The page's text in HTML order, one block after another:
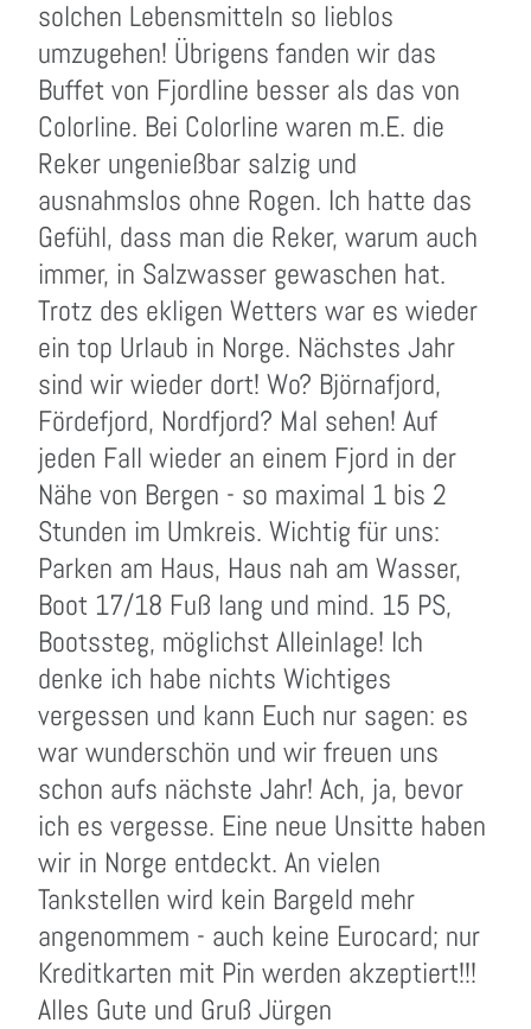
solchen Lebensmitteln so lieblos
umzugehen! Übrigens fanden wir das
Buffet von Fjordline besser als das von
Colorline. Bei Colorline waren m.E. die
Reker ungenießbar salzig und
ausnahmslos ohne Rogen. Ich hatte das
Gefühl, dass man die Reker, warum auch
immer, in Salzwasser gewaschen hat.
Trotz des ekligen Wetters war es wieder
ein top Urlaub in Norge. Nächstes Jahr
sind wir wieder dort! Wo? Björnafjord,
Fördefjord, Nordfjord? Mal sehen! Auf
jeden Fall wieder an einem Fjord in der
Nähe von Bergen - so maximal 1 bis 2
Stunden im Umkreis. Wichtig für uns:
Parken am Haus, Haus nah am Wasser,
Boot 17/18 Fuß lang und mind. 15 PS,
Bootssteg, möglichst Alleinlage! Ich
denke ich habe nichts Wichtiges
vergessen und kann Euch nur sagen: es
war wunderschön und wir freuen uns
schon aufs nächste Jahr! Ach, ja, bevor
ich es vergesse. Eine neue Unsitte haben
wir in Norge entdeckt. An vielen
Tankstellen wird kein Bargeld mehr
angenommem - auch keine Eurocard; nur
Kreditkarten mit Pin werden akzeptiert!!!
Alles Gute und Gruß Jürgen